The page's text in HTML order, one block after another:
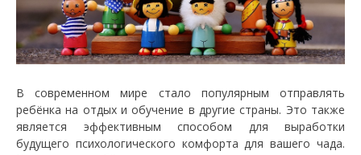
В современном мире стало популярным отправлять
ребёнка на отдых и обучение в другие страны. Это также
является эффективным способом для выработки
будущего психологического комфорта для вашего чада.